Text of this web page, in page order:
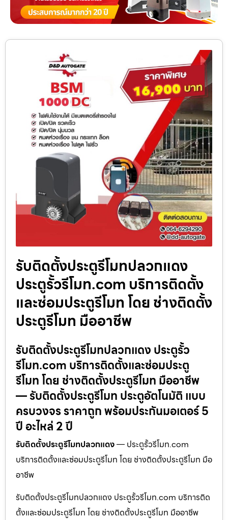
รับติดตั้งประตูรีโมทปลวกแดง
ประตูรั้วรีโมท.com บริการติดตั้ง
และซ่อมประตูรีโมท โดย ช่างติดตั้ง
ประตูรีโมท มืออาชีพ
รับติดตั้งประตูรีโมทปลวกแดง ประตูรั้ว
รีโมท.com บริการติดตั้งและซ่อมประตู
รีโมท โดย ช่างติดตั้งประตูรีโมท มืออาชีพ
— รับติดตั้งประตูรีโมท ประตูอัตโนมัติ แบบ
ครบวงจร ราคาถูก พร้อมประกันมอเตอร์ 5
ปี อะไหล่ 2 ปี
รับติดตั้งประตูรีโมทปลวกแดง— ประตูรั้วรีโมท.com
บริการติดตั้งและซ่อมประตูรีโมท โดย ช่างติดตั้งประตูรีโมท มือ
อาชีพ
รับติดตั้งประตูรีโมทปลวกแดง ประตูรั้วรีโมท.com บริการติด
ตั้งและซ่อมประตูรีโมท โดย ช่างติดตั้งประตูรีโมท มืออาชีพ